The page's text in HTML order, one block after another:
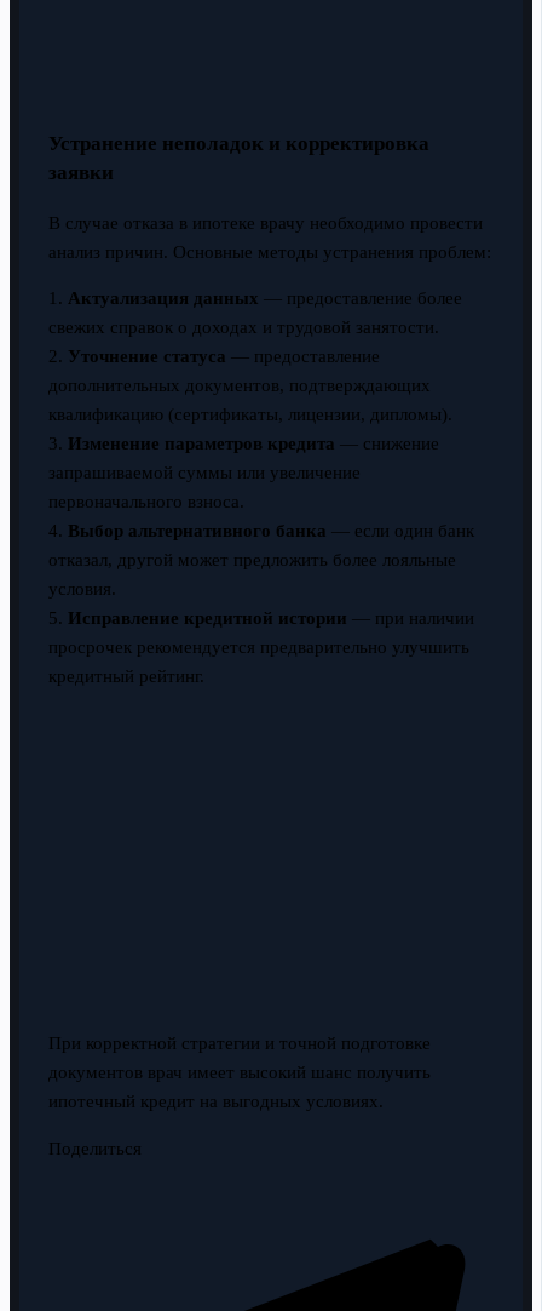
Устранение неполадок и корректировка
заявки
В случае отказа в ипотеке врачу необходимо провести
анализ причин. Основные методы устранения проблем:
1. Актуализация данных — предоставление более
свежих справок о доходах и трудовой занятости.
2. Уточнение статуса — предоставление
дополнительных документов, подтверждающих
квалификацию (сертификаты, лицензии, дипломы).
3. Изменение параметров кредита — снижение
запрашиваемой суммы или увеличение
первоначального взноса.
4. Выбор альтернативного банка — если один банк
отказал, другой может предложить более лояльные
условия.
5. Исправление кредитной истории — при наличии
просрочек рекомендуется предварительно улучшить
кредитный рейтинг.
При корректной стратегии и точной подготовке
документов врач имеет высокий шанс получить
ипотечный кредит на выгодных условиях.
Поделиться